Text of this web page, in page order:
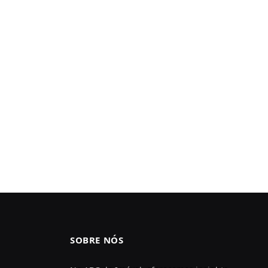
SOBRE NÓS